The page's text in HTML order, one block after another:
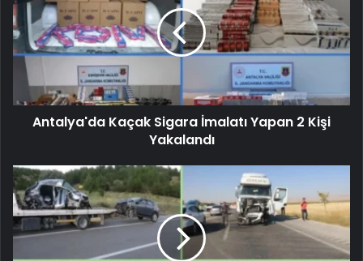
Antalya'da Kaçak Sigara İmalatı Yapan 2 Kişi
Yakalandı